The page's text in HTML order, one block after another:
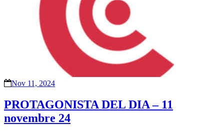
Nov 11, 2024
PROTAGONISTA DEL DIA – 11
novembre 24